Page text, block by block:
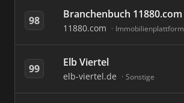
98 Branchenbuch 11880.com
11880.com Immobilienplattform
99 Elb Viertel
elb-viertel.de Sonstige